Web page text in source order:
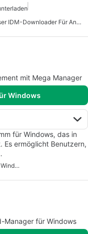
Kostenloser IDM-Downloader Für Android
mit Mega Manager
Windows
für Windows, das in
Es ermöglicht Benutzern,
Internet Download Manager Für Windows 7
Manager für Windows